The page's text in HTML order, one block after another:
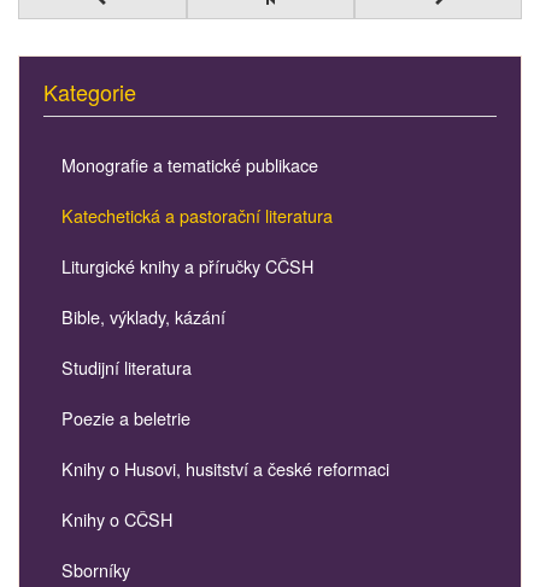
Kategorie
Monografie a tematické publikace
Katechetická a pastorační literatura
Liturgické knihy a příručky CČSH
Bible, výklady, kázání
Studijní literatura
Poezie a beletrie
Knihy o Husovi, husitství a české reformaci
Knihy o CČSH
Sborníky